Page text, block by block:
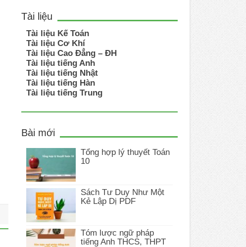
Tài liệu
Tài liệu Kế Toán
Tài liệu Cơ Khí
Tài liệu Cao Đẳng – ĐH
Tài liệu tiếng Anh
Tài liệu tiếng Nhật
Tài liệu tiếng Hàn
Tài liệu tiếng Trung
Bài mới
Tổng hợp lý thuyết Toán
10
Sách Tư Duy Như Một
Kẻ Lập Dị PDF
Tóm lược ngữ pháp
tiếng Anh THCS, THPT